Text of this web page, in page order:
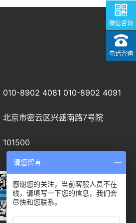
010-8902 4081 010-8902 4091
北京市密云区兴盛南路7号院
101500
微信咨询
电话咨询
请您留言
感谢您的关注，当前客服人员不在
线，请填写一下您的信息，我们会
尽快和您联系。